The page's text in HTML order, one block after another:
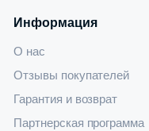
Информация
О нас
Отзывы покупателей
Гарантия и возврат
Партнерская программа